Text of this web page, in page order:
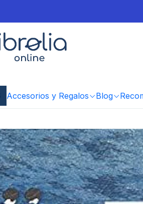
Accesorios y Regalos Blog